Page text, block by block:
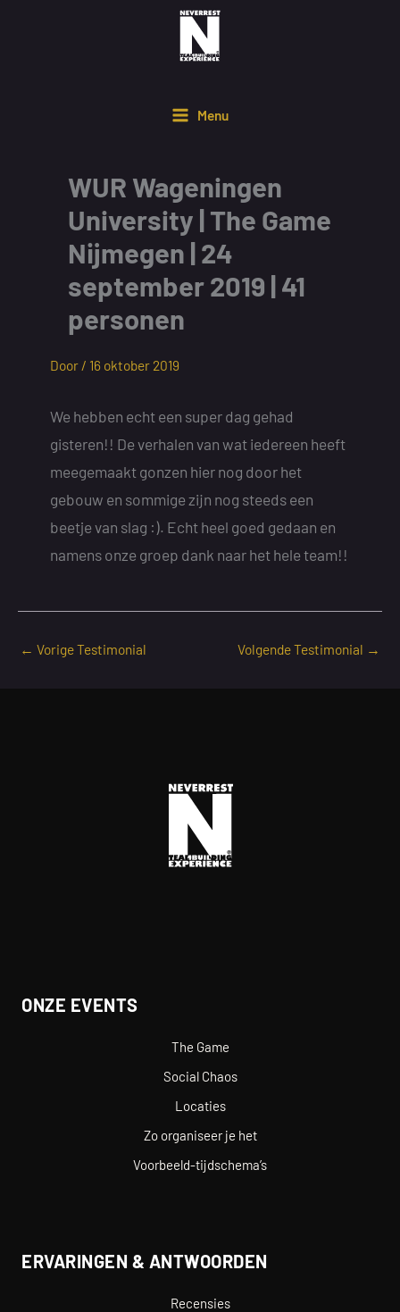
Menu
WUR Wageningen
University | The Game
Nijmegen | 24
september 2019 | 41
personen
Door / 16 oktober 2019
We hebben echt een super dag gehad
gisteren!! De verhalen van wat iedereen heeft
meegemaakt gonzen hier nog door het
gebouw en sommige zijn nog steeds een
beetje van slag :). Echt heel goed gedaan en
namens onze groep dank naar het hele team!!
← Vorige Testimonial Volgende Testimonial →
ONZE EVENTS
The Game
Social Chaos
Locaties
Zo organiseer je het
Voorbeeld-tijdschema’s
ERVARINGEN & ANTWOORDEN
Recensies